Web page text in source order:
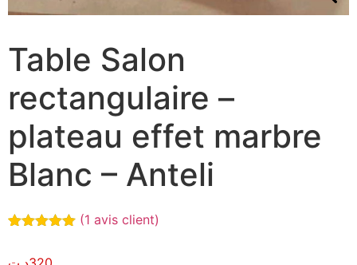
Table Salon
rectangulaire –
plateau effet marbre
Blanc – Anteli
(1 avis client)